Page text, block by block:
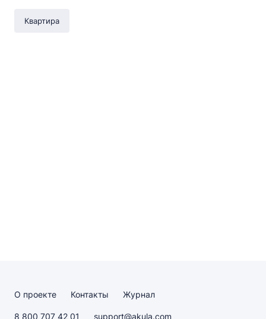
Квартира
О проекте Контакты Журнал
8 800 707 42 01 support@akula.com